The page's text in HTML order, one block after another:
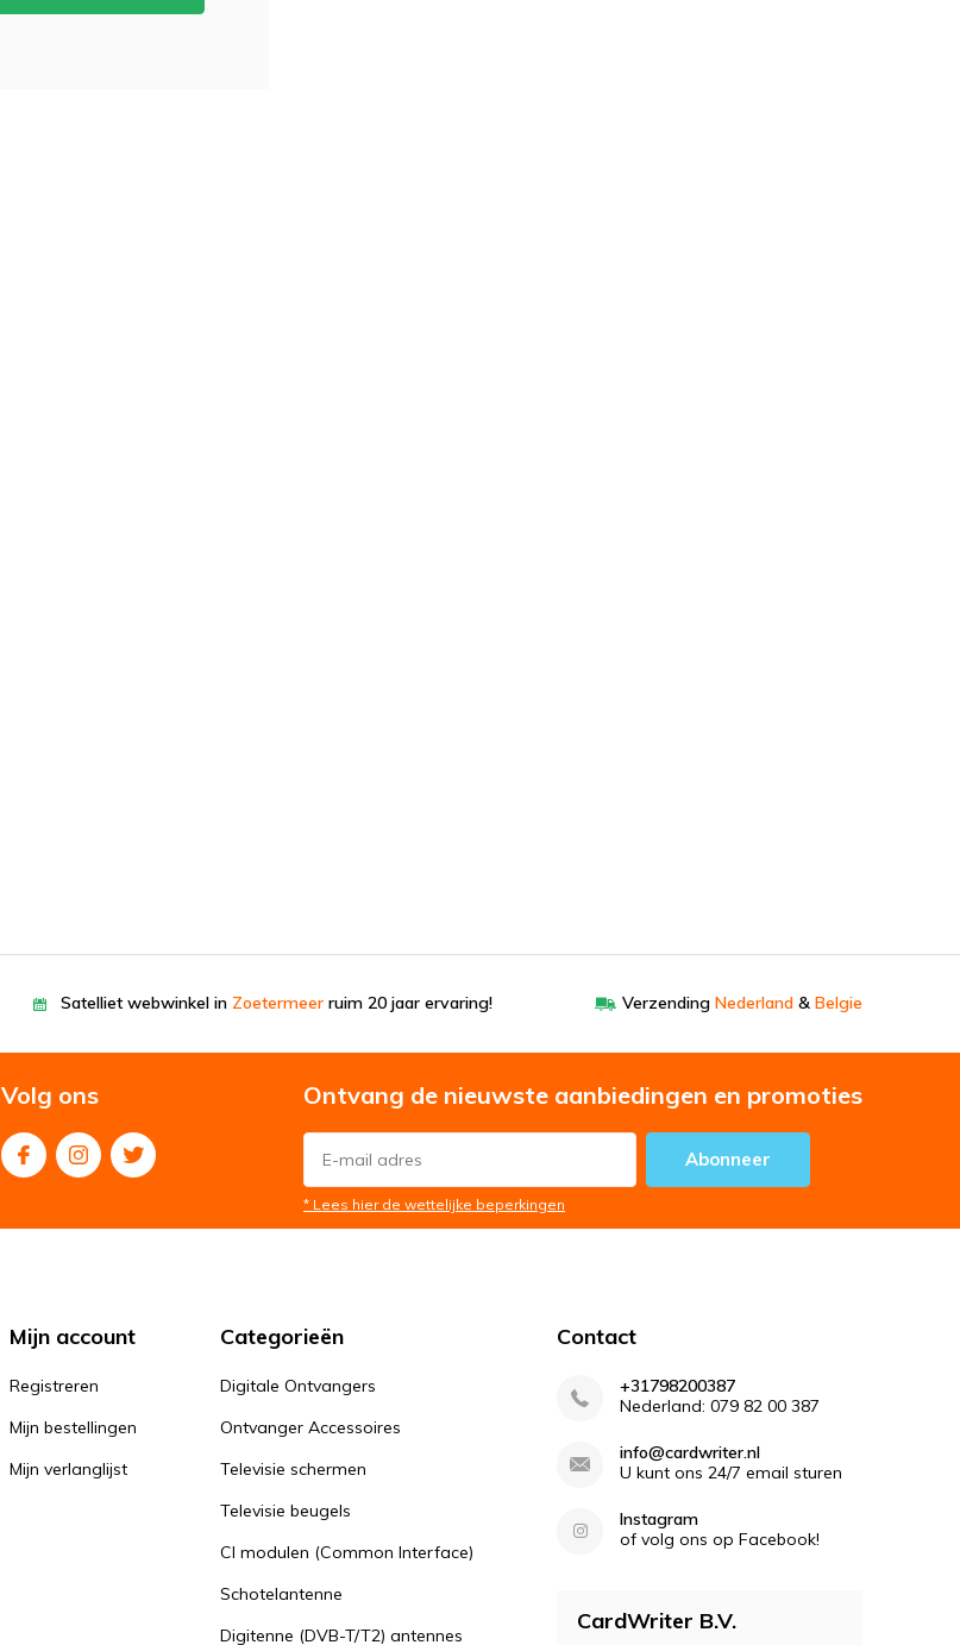
Satelliet webwinkel in Zoetermeer ruim 20 jaar ervaring! Verzending Nederland & Belgie
Volg ons Ontvang de nieuwste aanbiedingen en promoties
Abonneer
* Lees hier de wettelijke beperkingen
Mijn account
Registreren
Mijn bestellingen
Mijn verlanglijst
Categorieën
Digitale Ontvangers
Ontvanger Accessoires
Televisie schermen
Televisie beugels
CI modulen (Common Interface)
Schotelantenne
Digitenne (DVB-T/T2) antennes
Contact
+31798200387
Nederland: 079 82 00 387
info@cardwriter.nl
U kunt ons 24/7 email sturen
Instagram
of volg ons op Facebook!
CardWriter B.V.